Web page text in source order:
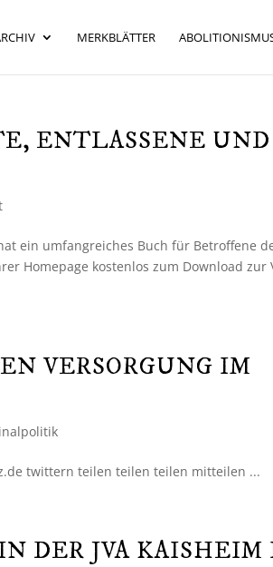
MERKBLÄTTER
ENTLASSENE UND
ein umfangreiches Buch für Betroffene
Homepage kostenlos zum Download zur
VERSORGUNG IM
twittern teilen teilen teilen mitteilen ...
DER JVA KAISHEIM